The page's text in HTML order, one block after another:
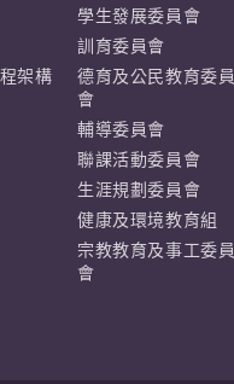
架構
學生發展委員會
訓育委員會
德育及公民教育委員
會
輔導委員會
聯課活動委員會
生涯規劃委員會
健康及環境教育組
宗教教育及事工委員
會